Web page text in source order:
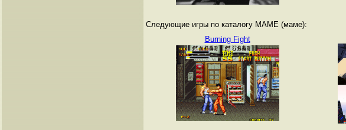
Следующие игры по каталогу MAME (маме):
Burning Fight